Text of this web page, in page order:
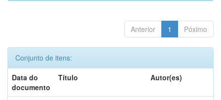
Anterior 1 Póximo
Conjunto de itens:
Data do
documento
Título Autor(es)